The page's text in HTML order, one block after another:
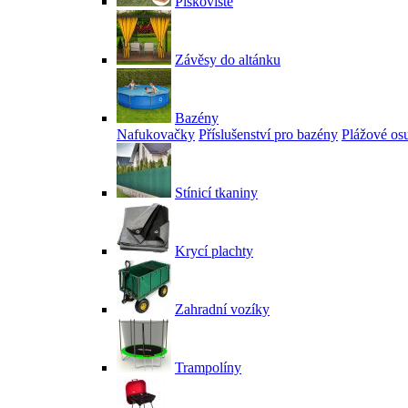
Závěsy do altánku
Bazény
Nafukovačky Příslušenství pro bazény Plážové
Stínicí tkaniny
Krycí plachty
Zahradní vozíky
Trampolíny